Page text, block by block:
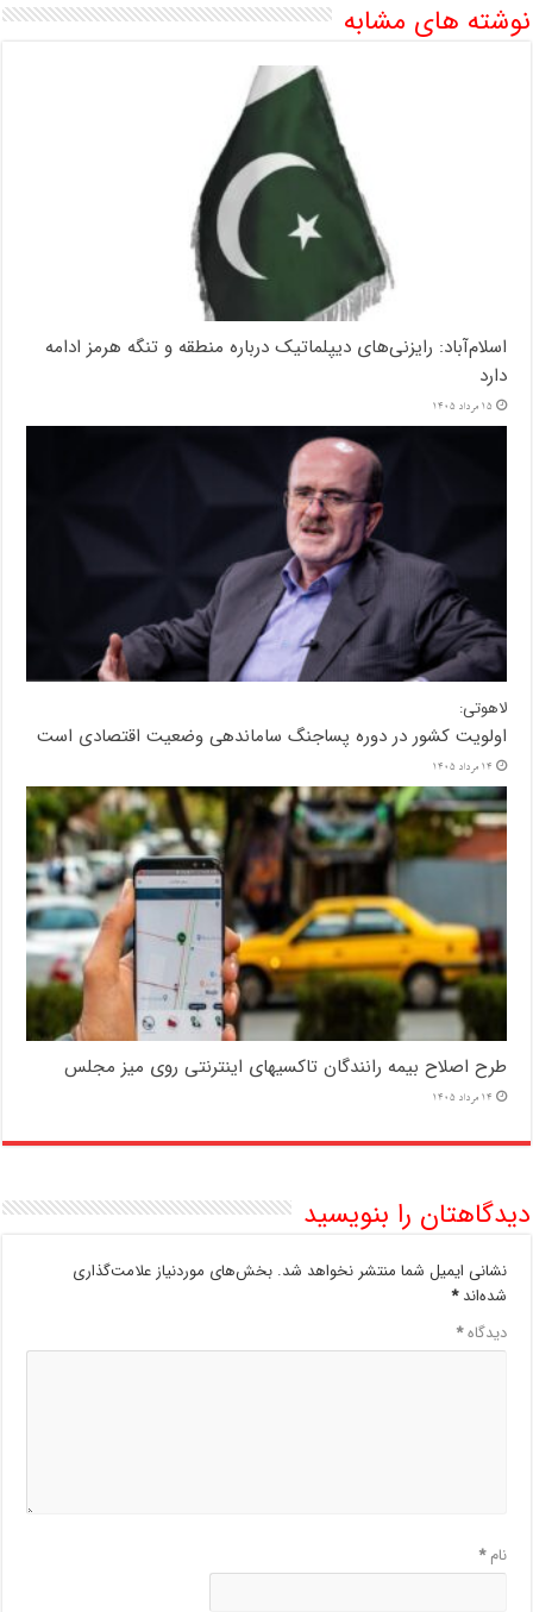
نوشته های مشابه
اسلام‌آباد: رایزنی‌های دیپلماتیک درباره منطقه و تنگه هرمز ادامه
دارد
15 مرداد 1405
لاهوتی:
اولویت کشور در دوره پساجنگ ساماندهی وضعیت اقتصادی است
14 مرداد 1405
طرح اصلاح بیمه رانندگان تاکسیهای اینترنتی روی میز مجلس
14 مرداد 1405
دیدگاهتان را بنویسید
نشانی ایمیل شما منتشر نخواهد شد. بخش‌های موردنیاز علامت‌گذاری
شده‌اند*
دیدگاه*
نام*